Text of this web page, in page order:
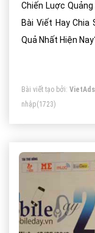
Chiến Luợc
Bài Viết Hay Chia
Quả Nhất Hiện
Bài viết tạo bởi: VietAds
nhập(1723)